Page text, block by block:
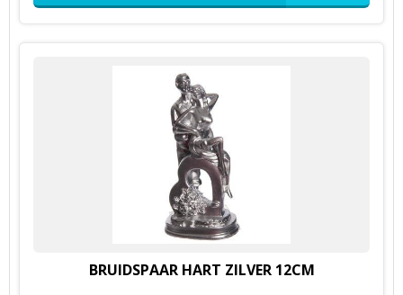
BRUIDSPAAR HART ZILVER 12CM